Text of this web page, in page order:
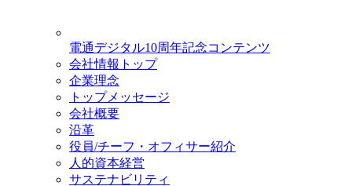
電通デジタル10周年記念コンテンツ
会社情報トップ
企業理念
トップメッセージ
会社概要
沿革
役員/チーフ・オフィサー紹介
人的資本経営
サステナビリティ